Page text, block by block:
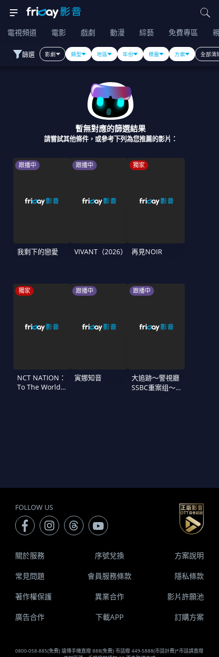
電視頻道 電影 戲劇 動漫 綜藝 免費專區
篩選 影劇 類型 地區 年份 標籤 方案 全部清
暫無對應的篩選結果
請嘗試其他條件，或參考下列為您推薦的影片：
跟播中
我剩下的戀愛
跟播中
VIVANT（2026）
獨家
再見NOIR
獨家
NCT NATION：
To The World
跟播中
寅娜知音
跟播中
大追跡〜警視廳
SSBC重案组〜
FOLLOW US
0800-058-885(免費) 遠傳手機直撥 888(免費) 市話撥 449-5888(市話計費)*市話請直撥
關於服務 序號兌換 方案說明
常見問題 會員服務條款 隱私條款
著作權保護 異業合作 影片許願池
廣告合作 下載APP 訂購方案